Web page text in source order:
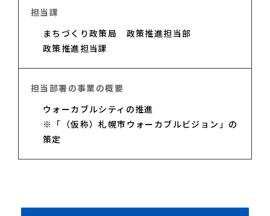
担当課
まちづくり政策局 政策推進担当部
政策推進担当課
担当部署の事業の概要
ウォーカブルシティの推進
※「（仮称）札幌市ウォーカブルビジョン」の
策定